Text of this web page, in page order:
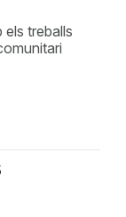
els treballs